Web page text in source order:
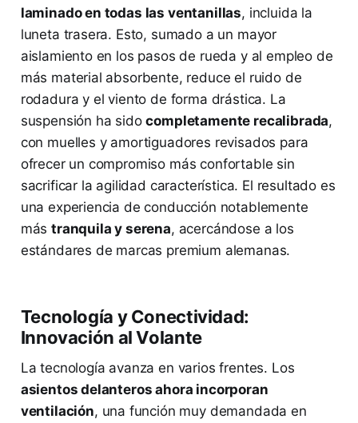
laminado en todas las ventanillas, incluida la
luneta trasera. Esto, sumado a un mayor
aislamiento en los pasos de rueda y al empleo de
más material absorbente, reduce el ruido de
rodadura y el viento de forma drástica. La
suspensión ha sidocompletamente recalibrada,
con muelles y amortiguadores revisados para
ofrecer un compromiso más confortable sin
sacrificar la agilidad característica. El resultado es
una experiencia de conducción notablemente
mástranquila y serena, acercándose a los
estándares de marcas premium alemanas.
Tecnología y Conectividad:
Innovación al Volante
La tecnología avanza en varios frentes. Los
asientos delanteros ahora incorporan
ventilación, una función muy demandada en